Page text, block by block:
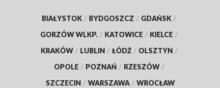
BIAŁYSTOK / BYDGOSZCZ / GDAŃSK /
GORZÓW WLKP. / KATOWICE / KIELCE /
KRAKÓW / LUBLIN / ŁÓDŹ / OLSZTYN /
OPOLE / POZNAŃ / RZESZÓW /
SZCZECIN / WARSZAWA / WROCŁAW